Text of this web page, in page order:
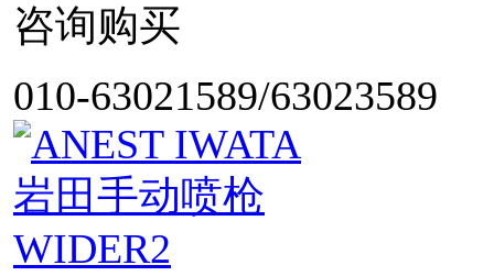
咨询购买
010-63021589/63023589